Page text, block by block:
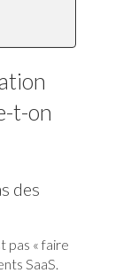
t-on
des
pas « faire
SaaS.